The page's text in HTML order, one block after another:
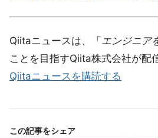
Qiitaニュースは、「 エンジニア
ことを目指すQiita株式会社が配
Qiitaニュースを購読する
この記事をシェア